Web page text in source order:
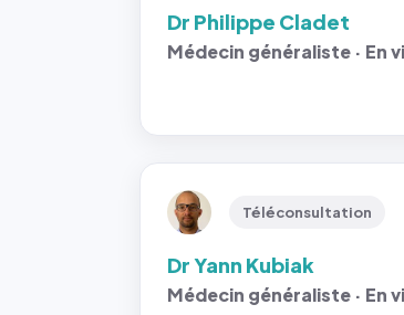
Dr Philippe Cladet
Médecin généraliste · En
Téléconsultation
Dr Yann Kubiak
Médecin généraliste · En